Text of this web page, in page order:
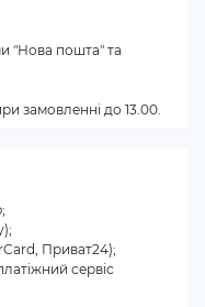
"Нова пошта" та
замовленні до 13.00.
Приват24);
сервіс